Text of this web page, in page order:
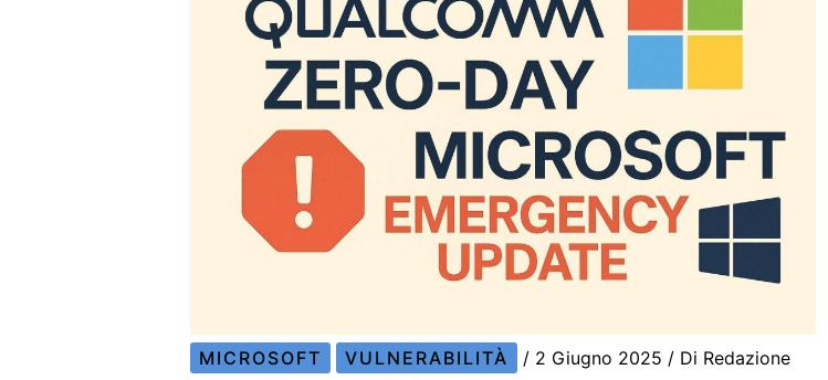
MICROSOFT VULNERABILITÀ / 2 Giugno 2025 / Di Redazione